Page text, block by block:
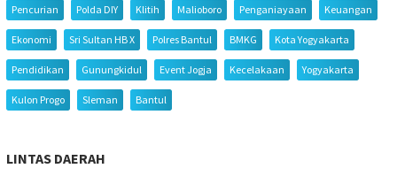
Pencurian Polda DIY Klitih Malioboro Penganiayaan Keuangan
Ekonomi Sri Sultan HB X Polres Bantul BMKG Kota Yogyakarta
Pendidikan Gunungkidul Event Jogja Kecelakaan Yogyakarta
Kulon Progo Sleman Bantul
LINTAS DAERAH